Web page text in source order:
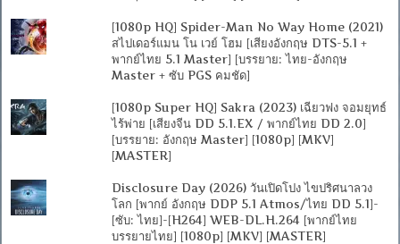
[1080p HQ] Spider-Man No Way Home (2021)
สไปเดอร์แมน โน เวย์ โฮม [เสียงอังกฤษ DTS-5.1 +
พากย์ไทย 5.1 Master] [บรรยาย: ไทย-อังกฤษ
Master + ซับ PGS คมชัด]
[1080p Super HQ] Sakra (2023) เฉียวฟง จอมยุทธ์
ไร้พ่าย [เสียงจีน DD 5.1.EX / พากย์ไทย DD 2.0]
[บรรยาย: อังกฤษ Master] [1080p] [MKV]
[MASTER]
Disclosure Day (2026) วันเปิดโปง ไขปริศนาลวง
โลก [พากย์ อังกฤษ DDP 5.1 Atmos/ไทย DD 5.1]-
[ซับ: ไทย]-[H264] WEB-DL.H.264 [พากย์ไทย
บรรยายไทย] [1080p] [MKV] [MASTER]